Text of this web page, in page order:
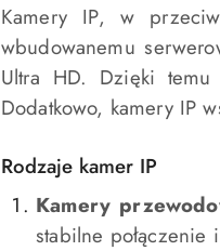
Kamery IP, w
wbudowanemu
Ultra HD. Dzięki
Dodatkowo, kamery IP
Rodzaje kamer IP
Kamery
stabilne połączenie